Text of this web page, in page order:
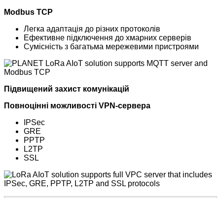
Modbus TCP
Легка адаптація до різних протоколів
Ефективне підключення до хмарних серверів
Сумісність з багатьма мережевими пристроями
Підвищений захист комунікацій
Повноцінні можливості VPN-сервера
IPSec
GRE
PPTP
L2TP
SSL